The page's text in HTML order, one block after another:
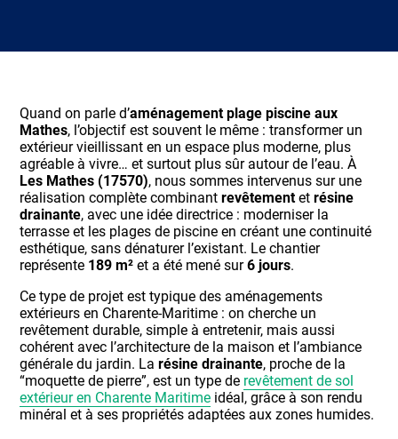
Quand on parle d’aménagement plage piscine aux
Mathes, l’objectif est souvent le même : transformer un
extérieur vieillissant en un espace plus moderne, plus
agréable à vivre… et surtout plus sûr autour de l’eau. À
Les Mathes (17570), nous sommes intervenus sur une
réalisation complète combinantrevêtementetrésine
drainante, avec une idée directrice : moderniser la
terrasse et les plages de piscine en créant une continuité
esthétique, sans dénaturer l’existant. Le chantier
représente 189 m² et a été mené sur6 jours.
Ce type de projet est typique des aménagements
extérieurs en Charente-Maritime : on cherche un
revêtement durable, simple à entretenir, mais aussi
cohérent avec l’architecture de la maison et l’ambiance
générale du jardin. Larésine drainante, proche de la
“moquette de pierre”, est un type de revêtement de sol
extérieur en Charente Maritime idéal, grâce à son rendu
minéral et à ses propriétés adaptées aux zones humides.